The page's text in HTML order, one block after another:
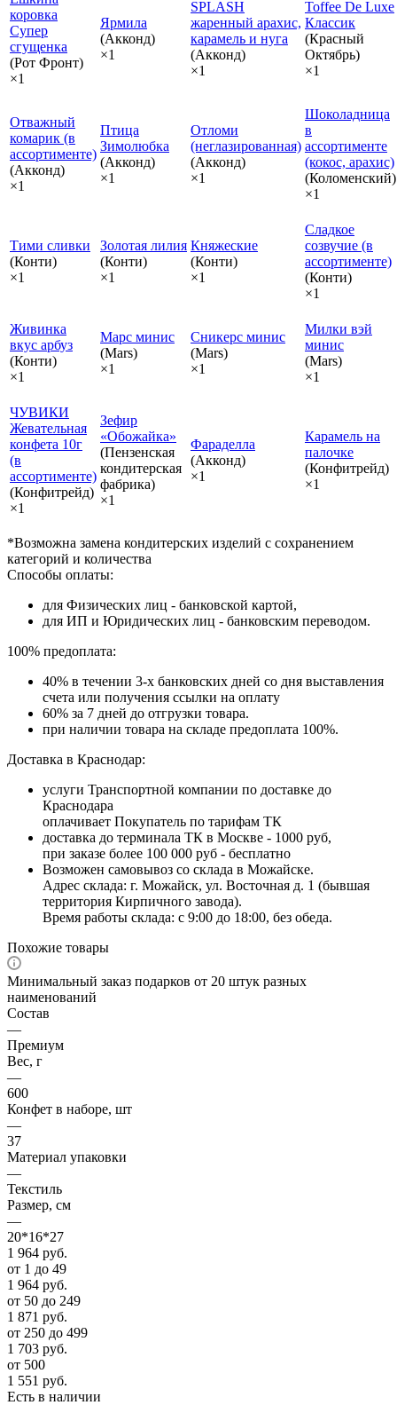
коровка
Супер
сгущенка
(Рот Фронт)
×1
Ярмила
(Акконд)
×1
SPLASH
жаренный арахис,
карамель и нуга
(Акконд)
×1
Toffee De Luxe
Классик
(Красный
Октябрь)
×1
Отважный
комарик (в
ассортименте)
(Акконд)
×1
Птица
Зимолюбка
(Акконд)
×1
Отломи
(неглазированная)
(Акконд)
×1
Шоколадница
в
ассортименте
(кокос, арахис)
(Коломенский)
×1
Тими сливки
(Конти)
×1
Золотая лилия
(Конти)
×1
Княжеские
(Конти)
×1
Сладкое
созвучие (в
ассортименте)
(Конти)
×1
Живинка
вкус арбуз
(Конти)
×1
Марс минис
(Mars)
×1
Сникерс минис
(Mars)
×1
Милки вэй
минис
(Mars)
×1
ЧУВИКИ
Жевательная
конфета 10г
(в
ассортименте)
(Конфитрейд)
×1
Зефир
«Обожайка»
(Пензенская
кондитерская
фабрика)
×1
Фараделла
(Акконд)
×1
Карамель на
палочке
(Конфитрейд)
×1
*Возможна замена кондитерских изделий с сохранением
категорий и количества
Способы оплаты:
для Физических лиц - банковской картой,
для ИП и Юридических лиц - банковским переводом.
100% предоплата:
40% в течении 3-х банковских дней со дня выставления
счета или получения ссылки на оплату
60% за 7 дней до отгрузки товара.
при наличии товара на складе предоплата 100%.
Доставка в Краснодар:
услуги Транспортной компании по доставке до
Краснодара
оплачивает Покупатель по тарифам ТК
доставка до терминала ТК в Москве - 1000 руб,
при заказе более 100 000 руб - бесплатно
Возможен самовывоз со склада в Можайске.
Адрес склада: г. Можайск, ул. Восточная д. 1 (бывшая
территория Кирпичного завода).
Время работы склада: с 9:00 до 18:00, без обеда.
Похожие товары
Минимальный заказ подарков от 20 штук разных
наименований
Состав
—
Премиум
Вес, г
—
600
Конфет в наборе, шт
—
37
Материал упаковки
—
Текстиль
Размер, см
—
20*16*27
1 964 руб.
от 1 до 49
1 964 руб.
от 50 до 249
1 871 руб.
от 250 до 499
1 703 руб.
от 500
1 551 руб.
Есть в наличии